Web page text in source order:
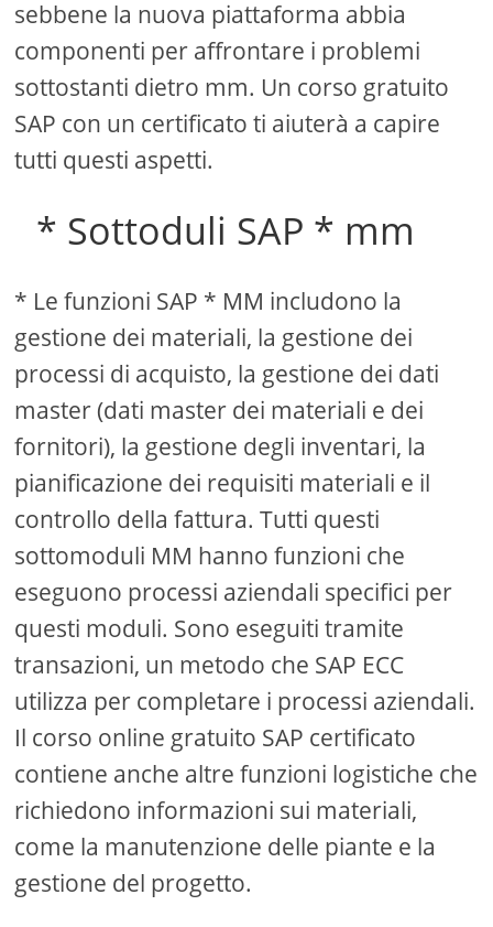
sebbene la nuova piattaforma abbia
componenti per affrontare i problemi
sottostanti dietro mm. Un corso gratuito
SAP con un certificato ti aiuterà a capire
tutti questi aspetti.
* Sottoduli SAP * mm
* Le funzioni SAP * MM includono la
gestione dei materiali, la gestione dei
processi di acquisto, la gestione dei dati
master (dati master dei materiali e dei
fornitori), la gestione degli inventari, la
pianificazione dei requisiti materiali e il
controllo della fattura. Tutti questi
sottomoduli MM hanno funzioni che
eseguono processi aziendali specifici per
questi moduli. Sono eseguiti tramite
transazioni, un metodo che SAP ECC
utilizza per completare i processi aziendali.
Il corso online gratuito SAP certificato
contiene anche altre funzioni logistiche che
richiedono informazioni sui materiali,
come la manutenzione delle piante e la
gestione del progetto.